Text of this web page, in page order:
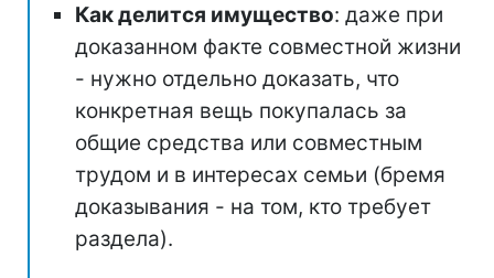
Как делится имущество: даже при
доказанном факте совместной жизни
- нужно отдельно доказать, что
конкретная вещь покупалась за
общие средства или совместным
трудом и в интересах семьи (бремя
доказывания - на том, кто требует
раздела).